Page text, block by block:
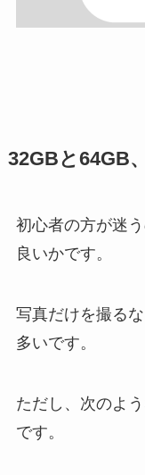
32GBと64GB
初心者の方が迷
良いかです。
写真だけを撮る
多いです。
ただし、次のよ
です。